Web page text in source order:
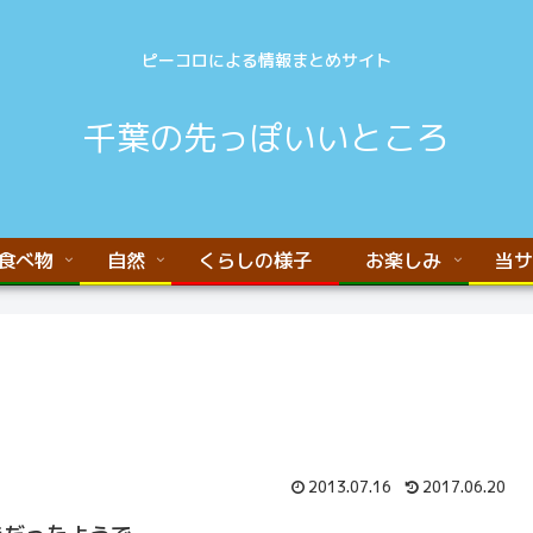
ピーコロによる情報まとめサイト
千葉の先っぽいいところ
べ物 自然 くらしの様子 お楽しみ 当
2013.07.16 2017.06.20